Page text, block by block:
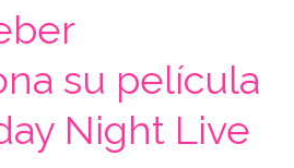
su película
Night Live